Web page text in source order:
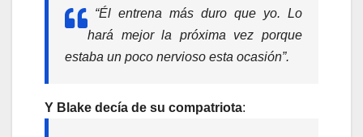
“Él entrena más duro que yo. Lo
hará mejor la próxima vez porque
estaba un poco nervioso esta ocasión”.
Y Blake decía de su compatriota: